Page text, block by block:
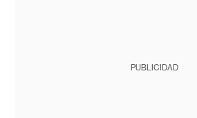
PUBLICIDAD